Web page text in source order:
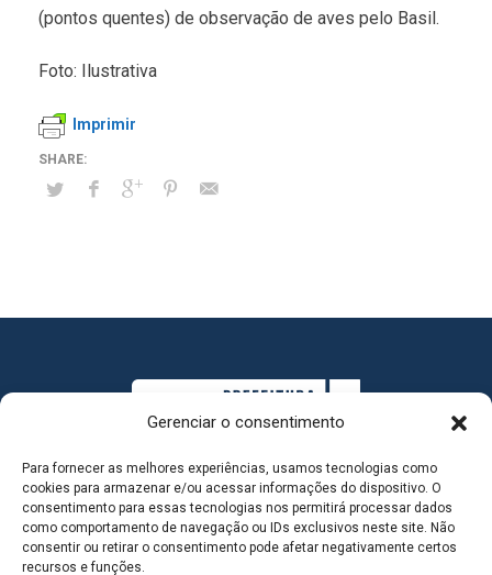
Gerenciar o consentimento
Para fornecer as melhores experiências, usamos tecnologias como
cookies para armazenar e/ou acessar informações do dispositivo. O
consentimento para essas tecnologias nos permitirá processar dados
como comportamento de navegação ou IDs exclusivos neste site. Não
consentir ou retirar o consentimento pode afetar negativamente certos
recursos e funções.
(pontos quentes) de observação de aves pelo Basil.
Foto: Ilustrativa
Imprimir
MAPA DO SITE